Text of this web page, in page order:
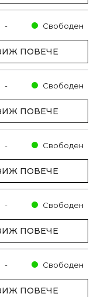
- Свободен
ПОВЕЧЕ
- Свободен
ПОВЕЧЕ
- Свободен
ПОВЕЧЕ
- Свободен
ПОВЕЧЕ
- Свободен
ПОВЕЧЕ